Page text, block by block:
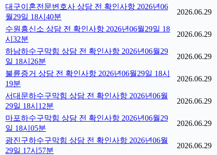
대구이혼전문변호사 상담 전 확인사항 2026년06
월29일 18시40분
2026.06.29
수원흥신소 상담 전 확인사항 2026년06월29일 18
시32분
2026.06.29
하남하수구막힘 상담 전 확인사항 2026년06월29
일 18시26분
2026.06.29
불륜증거 상담 전 확인사항 2026년06월29일 18시
19분
2026.06.29
서대문하수구막힘 상담 전 확인사항 2026년06월
29일 18시12분
2026.06.29
마포하수구막힘 상담 전 확인사항 2026년06월29
일 18시05분
2026.06.29
광진구하수구막힘 상담 전 확인사항 2026년06월
29일 17시57분
2026.06.29